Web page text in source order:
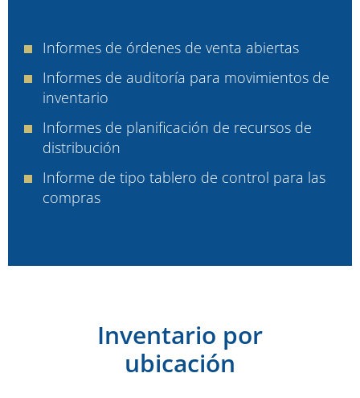
Informes de órdenes de venta abiertas
Informes de auditoría para movimientos de
inventario
Informes de planificación de recursos de
distribución
Informe de tipo tablero de control para las
compras
Inventario por
ubicación